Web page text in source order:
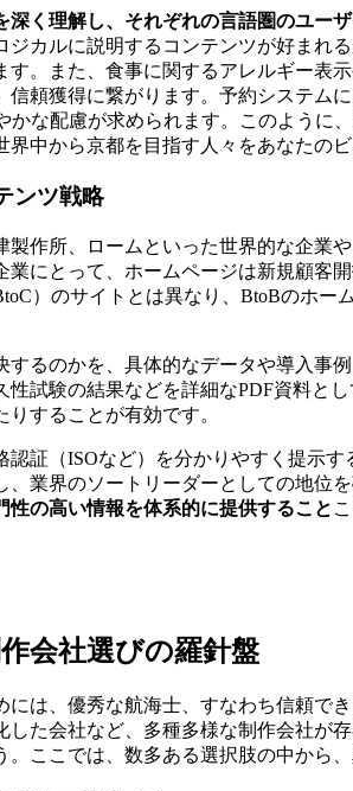
深く理解し、それぞれの言語圏のユー
カルに説明するコンテンツが好まれ
。また、食事に関するアレルギー表
頼獲得に繋がります。予約システム
な配慮が求められます。このように
中から京都を目指す人々をあなたの
ンツ戦略
作所、ロームといった世界的な企業
にとって、ホームページは新規顧客
）のサイトとは異なり、BtoBのホ
るのかを、具体的なデータや導入事
試験の結果などを詳細なPDF資料と
することが有効です。
証（ISOなど）を分かりやすく提示
業界のソートリーダーとしての地位
性の高い情報を体系的に提供すること
会社選びの羅針盤
は、優秀な航海士、すなわち信頼で
た会社など、多種多様な制作会社が
ここでは、数多ある選択肢の中から